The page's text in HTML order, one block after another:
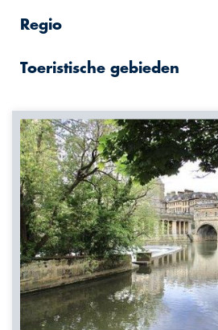
Regio
Toeristische gebieden